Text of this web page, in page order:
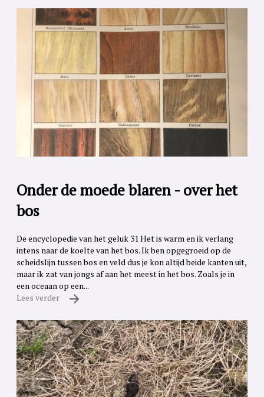
Onder de moede blaren - over het
bos
De encyclopedie van het geluk 31 Het is warm en ik verlang
intens naar de koelte van het bos. Ik ben opgegroeid op de
scheidslijn tussen bos en veld dus je kon altijd beide kanten uit,
maar ik zat van jongs af aan het meest in het bos. Zoals je in
een oceaan op een...
Lees verder